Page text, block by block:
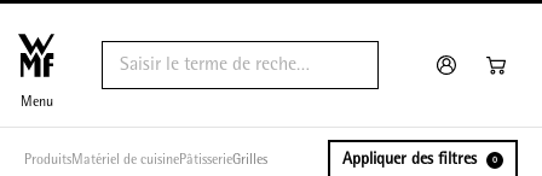
Menu
ProduitsMatériel de cuisinePâtisserieGrilles Appliquer des filtres 0